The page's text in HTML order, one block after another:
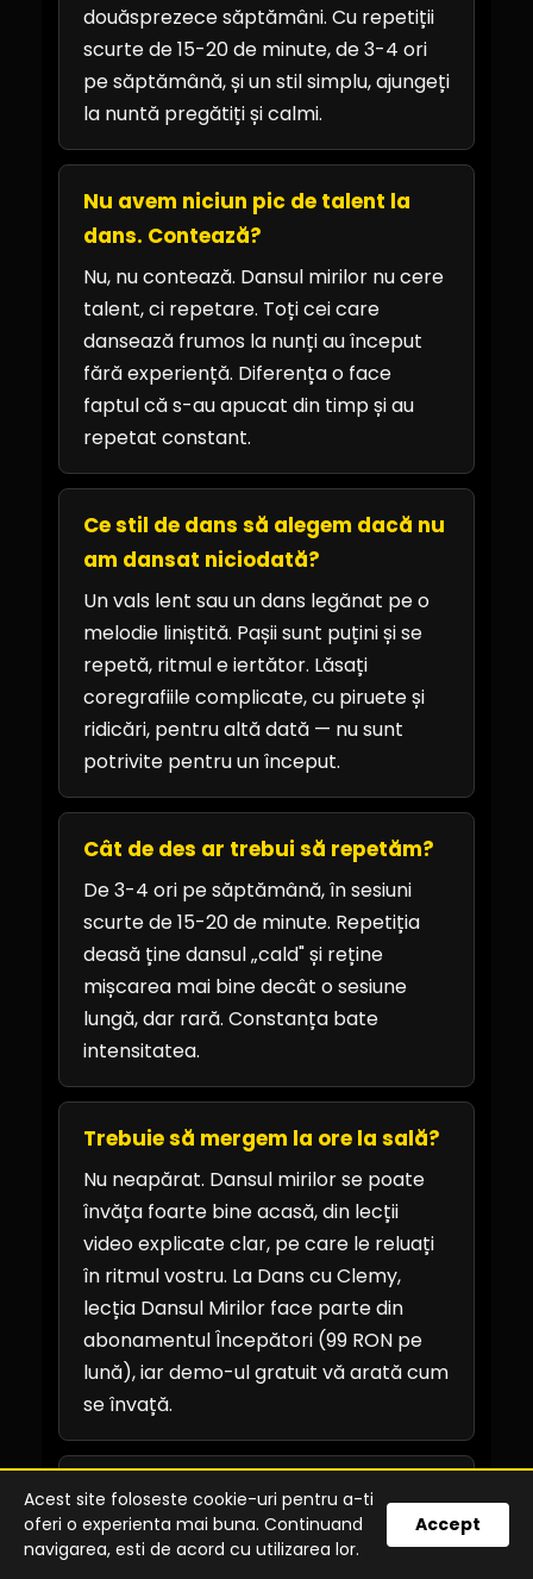
douăsprezece săptămâni. Cu repetiții
scurte de 15-20 de minute, de 3-4 ori
pe săptămână, și un stil simplu, ajungeți
la nuntă pregătiți și calmi.
Nu avem niciun pic de talent la
dans. Contează?
Nu, nu contează. Dansul mirilor nu cere
talent, ci repetare. Toți cei care
dansează frumos la nunți au început
fără experiență. Diferența o face
faptul că s-au apucat din timp și au
repetat constant.
Ce stil de dans să alegem dacă nu
am dansat niciodată?
Un vals lent sau un dans legănat pe o
melodie liniștită. Pașii sunt puțini și se
repetă, ritmul e iertător. Lăsați
coregrafiile complicate, cu piruete și
ridicări, pentru altă dată — nu sunt
potrivite pentru un început.
Cât de des ar trebui să repetăm?
De 3-4 ori pe săptămână, în sesiuni
scurte de 15-20 de minute. Repetiția
deasă ține dansul „cald" și reține
mișcarea mai bine decât o sesiune
lungă, dar rară. Constanța bate
intensitatea.
Trebuie să mergem la ore la sală?
Nu neapărat. Dansul mirilor se poate
învăța foarte bine acasă, din lecții
video explicate clar, pe care le reluați
în ritmul vostru. La Dans cu Clemy,
lecția Dansul Mirilor face parte din
abonamentul Începători (99 RON pe
lună), iar demo-ul gratuit vă arată cum
se învață.
Nu am ales încă melodia. E o
problemă?
Acest site foloseste cookie-uri pentru a-ti
oferi o experienta mai buna. Continuand
navigarea, esti de acord cu utilizarea lor.
Accept